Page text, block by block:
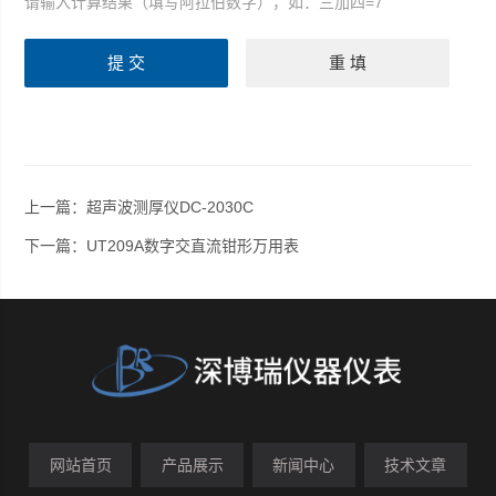
上一篇：超声波测厚仪DC-2030C
下一篇： UT209A数字交直流钳形万用表
网站首页 产品展示 新闻中心 技术文章